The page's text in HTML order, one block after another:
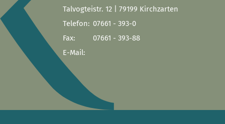
Talvogteistr. 12 | 79199 Kirchzarten
Telefon: 07661 - 393-0
Fax:
07661 - 393-88
E-Mail: